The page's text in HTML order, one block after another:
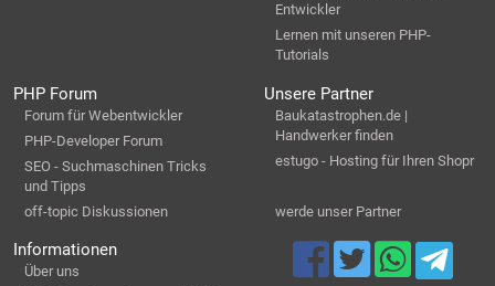
Entwickler
Lernen mit unseren PHP-
Tutorials
PHP Forum
Forum für Webentwickler
PHP-Developer Forum
SEO - Suchmaschinen Tricks
und Tipps
off-topic Diskussionen
Unsere Partner
Baukatastrophen.de |
Handwerker finden
estugo - Hosting für Ihren Shopr
werde unser Partner
Informationen
Über uns